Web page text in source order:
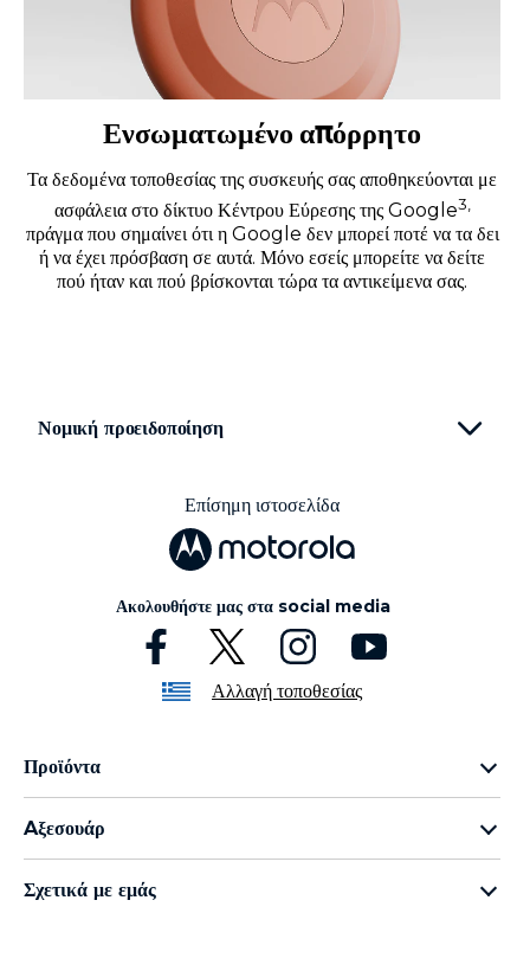
Ενσωματωμένο απόρρητο
Τα δεδομένα τοποθεσίας της συσκευής σας αποθηκεύονται με
ασφάλεια στο δίκτυο Κέντρου Εύρεσης της Google3,
πράγμα που σημαίνει ότι η Google δεν μπορεί ποτέ να τα δει
ή να έχει πρόσβαση σε αυτά. Μόνο εσείς μπορείτε να δείτε
πού ήταν και πού βρίσκονται τώρα τα αντικείμενα σας.
Νομική προειδοποίηση
Επίσημη ιστοσελίδα
Ακολουθήστε μας στα social media
Αλλαγή τοποθεσίας
Προϊόντα
Οικογένεια g
Aξεσουάρ
Σχετικά με εμάς